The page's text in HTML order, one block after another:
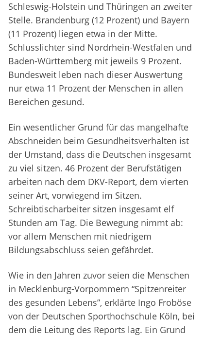
Schleswig-Holstein und Thüringen an zweiter
Stelle. Brandenburg (12 Prozent) und Bayern
(11 Prozent) liegen etwa in der Mitte.
Schlusslichter sind Nordrhein-Westfalen und
Baden-Württemberg mit jeweils 9 Prozent.
Bundesweit leben nach dieser Auswertung
nur etwa 11 Prozent der Menschen in allen
Bereichen gesund.
Ein wesentlicher Grund für das mangelhafte
Abschneiden beim Gesundheitsverhalten ist
der Umstand, dass die Deutschen insgesamt
zu viel sitzen. 46 Prozent der Berufstätigen
arbeiten nach dem DKV-Report, dem vierten
seiner Art, vorwiegend im Sitzen.
Schreibtischarbeiter sitzen insgesamt elf
Stunden am Tag. Die Bewegung nimmt ab:
vor allem Menschen mit niedrigem
Bildungsabschluss seien gefährdet.
Wie in den Jahren zuvor seien die Menschen
in Mecklenburg-Vorpommern “Spitzenreiter
des gesunden Lebens”, erklärte Ingo Froböse
von der Deutschen Sporthochschule Köln, bei
dem die Leitung des Reports lag. Ein Grund